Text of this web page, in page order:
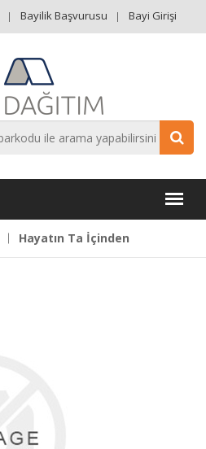
Bayilik Başvurusu Bayi Girişi
Hayatın Ta İçinden